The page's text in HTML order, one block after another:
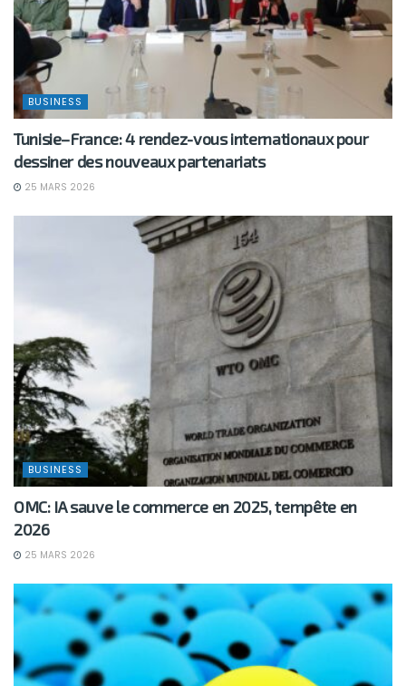
BUSINESS
Tunisie–France: 4 rendez-vous internationaux pour
dessiner des nouveaux partenariats
25 MARS 2026
BUSINESS
OMC: IA sauve le commerce en 2025, tempête en
2026
25 MARS 2026